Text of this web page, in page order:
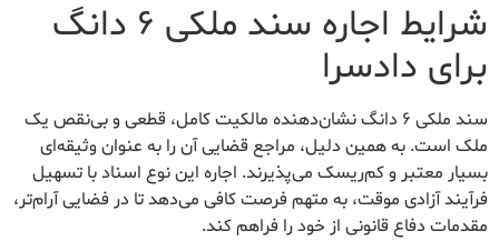
شرایط اجاره سند ملکی ۶ دانگ
برای دادسرا
سند ملکی ۶ دانگ نشان‌دهنده مالکیت کامل، قطعی و بی‌نقص یک
ملک است. به همین دلیل، مراجع قضایی آن را به عنوان وثیقه‌ای
بسیار معتبر و کم‌ریسک می‌پذیرند. اجاره این نوع اسناد با تسهیل
فرآیند آزادی موقت، به متهم فرصت کافی می‌دهد تا در فضایی آرام‌تر،
مقدمات دفاع قانونی از خود را فراهم کند.